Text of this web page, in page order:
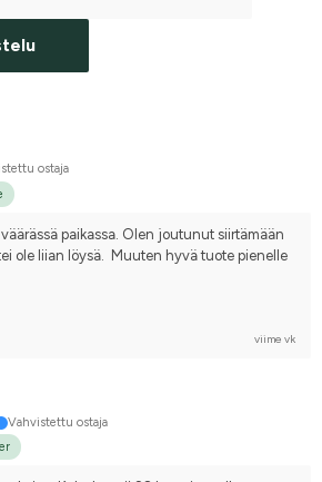
ostaja
paikassa. Olen joutunut siirtämään
ole liian löysä.  Muuten hyvä tuote pienelle
viime vk
Vahvistettu ostaja